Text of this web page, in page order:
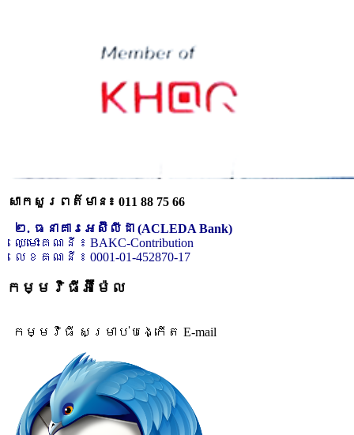
សាកសួរពត៌មាន៖ 011 88 75 66
២. ធនាគារអេស៊ីលីដា (ACLEDA Bank)
ឈ្មោះគណនី ៖ BAKC-Contribution
លេខគណនី ៖ 0001-01-452870-17
កម្មវិធីអ៊ីម៉ែល
កម្មវិធី សម្រាប់បង្កើត E-mail